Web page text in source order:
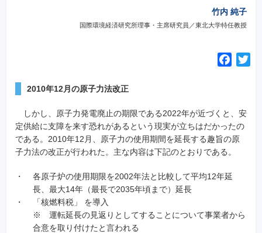
竹内 純子
国際環境経済研究所理事・主席研究員／東北大学特任教授
b
o
o
2010年12月の原子力法改正
しかし、原子力発電廃止の期限である2022年が近づくと、安
定供給に支障を来す恐れがあるという現実が立ちはだかったの
である。2010年12月、原子力の使用期間を延長する趣旨の原
子力法の改正が行われた。主な内容は下記のとおりである。
・
各原子炉の使用期限を2002年法と比較して平均12年延
長、最大14年（最長で2035年頃まで）延長
・
「核燃料税」 を導入
※ 運転延長の見返りとしてすることについて事業者から
合意を取り付けたと言われる